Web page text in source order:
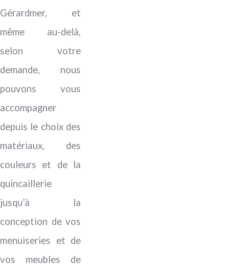
Gérardmer, et
même au-delà,
selon votre
demande, nous
pouvons vous
accompagner
depuis le choix des
matériaux, des
couleurs et de la
quincaillerie
jusqu’à la
conception de vos
menuiseries et de
vos meubles de